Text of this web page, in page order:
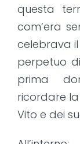
questa
com’era
celebrava il
perpetuo
prima
ricordare
Vito e dei